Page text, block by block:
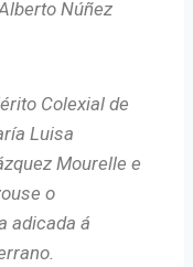
Núñez
Colexial de
Luisa
Mourelle e
o
adicada á